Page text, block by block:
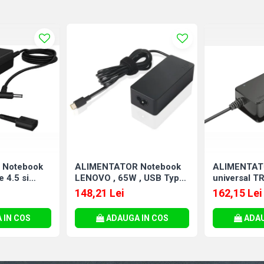
Notebook
4.5 si
IN COS
ALIMENTATOR Notebook
LENOVO , 65W , USB Type-
C , Cod Produs:
4X20M26272
148,21 Lei
ADAUGA IN COS
universal
45 Watt ,
, Cod
162,15 Lei